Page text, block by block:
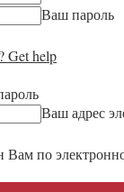
Ваш пароль
Get help
Ваш адрес
Вам по